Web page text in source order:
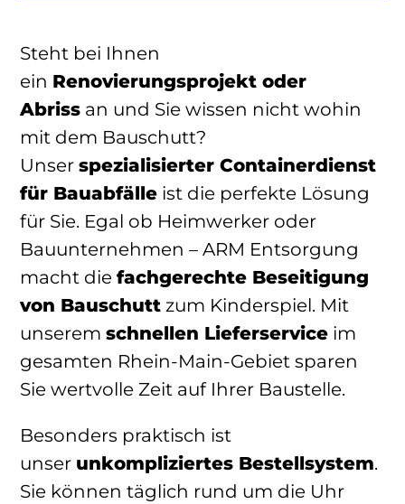
Steht bei Ihnen
ein Renovierungsprojekt oder
Abriss an und Sie wissen nicht wohin
mit dem Bauschutt?
Unser spezialisierter Containerdienst
für Bauabfälle ist die perfekte Lösung
für Sie. Egal ob Heimwerker oder
Bauunternehmen – ARM Entsorgung
macht die fachgerechte Beseitigung
von Bauschutt zum Kinderspiel. Mit
unserem schnellen Lieferservice im
gesamten Rhein-Main-Gebiet sparen
Sie wertvolle Zeit auf Ihrer Baustelle.
Besonders praktisch ist
unser unkompliziertes Bestellsystem.
Sie können täglich rund um die Uhr